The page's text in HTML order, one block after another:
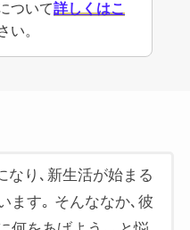
ついて詳しくはこ
い。
なり､新生活が始まる
ます｡ そんななか､彼